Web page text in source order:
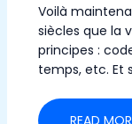
Voilà
siècles que la
principes :
temps, etc. Et